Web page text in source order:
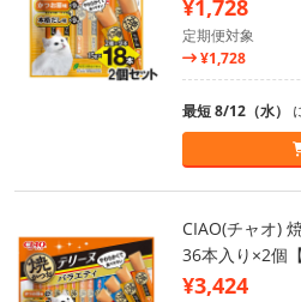
¥1,728
定期便対象
¥1,728
最短 8/12（水）
CIAO(チャオ)
36本入り×2個
¥3,424